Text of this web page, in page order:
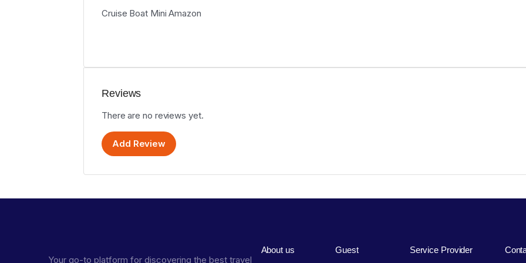
Cruise Boat Mini Amazon
Reviews
There are no reviews yet.
Add Review
Your go-to platform for discovering the best travel
About us Guest Service Provider